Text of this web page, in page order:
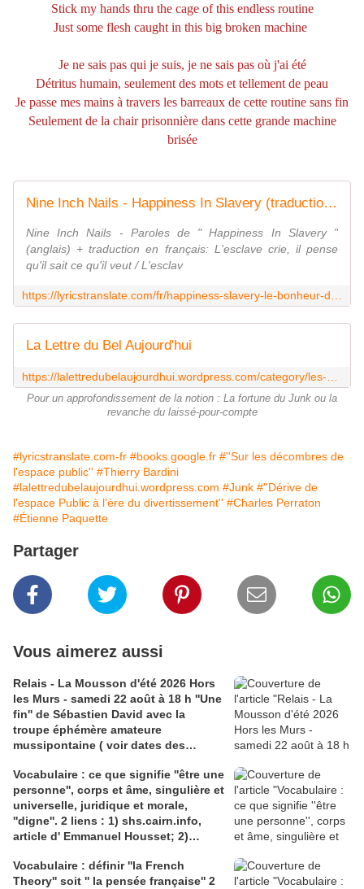
Stick my hands thru the cage of this endless routine
Just some flesh caught in this big broken machine ​
Je ne sais pas qui je suis, je ne sais pas où j'ai été
Détritus humain, seulement des mots et tellement de peau
Je passe mes mains à travers les barreaux de cette routine sans fin
Seulement de la chair prisonnière dans cette grande machine
brisée
Nine Inch Nails - Happiness In Slavery (traduction en français)
Nine Inch Nails - Paroles de " Happiness In Slavery "
(anglais) + traduction en français: L'esclave crie, il pense
qu'il sait ce qu'il veut / L'esclav
La Lettre du Bel Aujourd'hui
Pour un approfondissement de la notion : La fortune du Junk ou la
revanche du laissé-pour-compte
#lyricstranslate.com-fr #books.google.fr #''Sur les décombres de
l'espace public'' #Thierry Bardini
#lalettredubelaujourdhui.wordpress.com #Junk #''Dérive de
l'espace Public à l'ère du divertissement'' #Charles Perraton
#Étienne Paquette
Partager
Vous aimerez aussi
Relais - La Mousson d'été 2026 Hors
les Murs - samedi 22 août à 18 h ''Une
fin'' de Sébastien David avec la
troupe éphémère amateure
mussipontaine ( voir dates des
dramaturgie Lola Molina à l’Espace
Saint-Laurent, Pont-à-Mousson 2
liens : 1) lien meec.org; 2)
lemeac.com
Vocabulaire : ce que signifie ''être une
personne'', corps et âme, singulière et
universelle, juridique et morale,
''digne''. 2 liens : 1) shs.cairn.info,
article d' Emmanuel Housset; 2)
Julian Roche
Vocabulaire : définir ''la French
Theory'' soit '' la pensée française'' 2